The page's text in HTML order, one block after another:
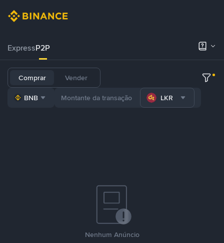
ExpressP2P
Comprar Vender
BNB LKR
Nenhum Anúncio